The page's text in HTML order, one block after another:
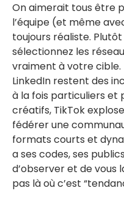
On aimerait tous être
l’équipe (et même
toujours réaliste.
sélectionnez les
vraiment à votre
LinkedIn restent des
à la fois particuliers et
créatifs, TikTok
fédérer une
formats courts et
a ses codes, ses
d’observer et de vous
pas là où c’est